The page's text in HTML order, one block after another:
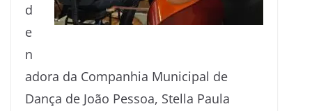
d
e
n
adora da Companhia Municipal de
Dança de João Pessoa, Stella Paula